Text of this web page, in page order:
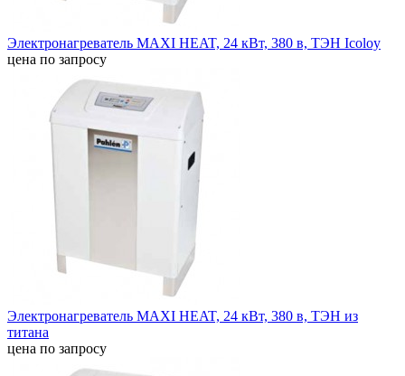
Электронагреватель MAXI HEAT, 24 кВт, 380 в, ТЭН Icoloy
цена по запросу
Электронагреватель MAXI HEAT, 24 кВт, 380 в, ТЭН из
титана
цена по запросу